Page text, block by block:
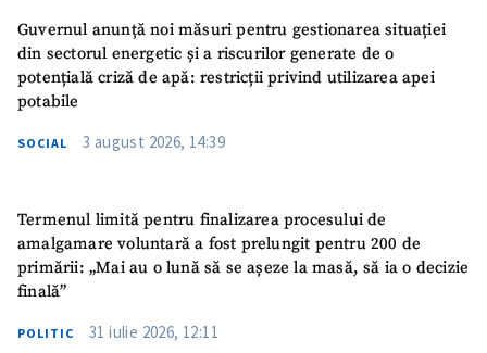
Guvernul anunță noi măsuri pentru gestionarea situației
din sectorul energetic și a riscurilor generate de o
potențială criză de apă: restricții privind utilizarea apei
potabile
SOCIAL 3 august 2026, 14:39
Termenul limită pentru finalizarea procesului de
amalgamare voluntară a fost prelungit pentru 200 de
primării: „Mai au o lună să se așeze la masă, să ia o decizie
finală”
POLITIC 31 iulie 2026, 12:11